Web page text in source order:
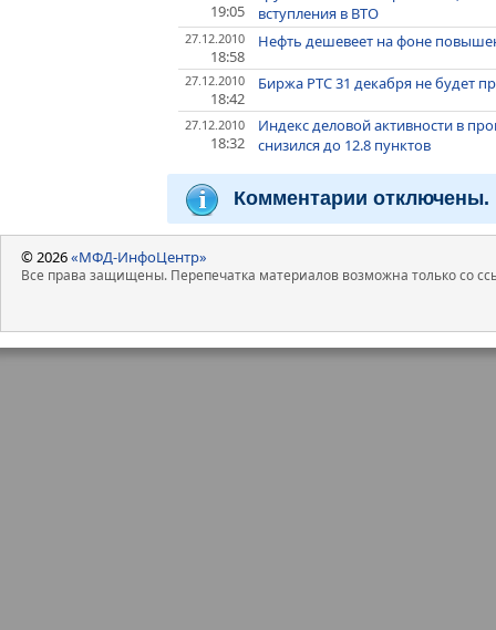
19:05
вступления в ВТО
27.12.2010
18:58
Нефть дешевеет на фоне
27.12.2010
18:42
Биржа РТС 31 декабря не будет
27.12.2010
18:32
Индекс деловой активности в
снизился до 12.8 пунктов
Комментарии отключены.
© 2026«МФД-ИнфоЦентр»
Все права защищены. Перепечатка материалов возможна только со